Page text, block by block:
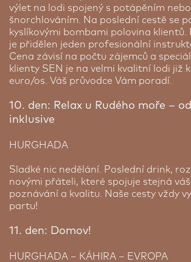
výlet na lodi spojený s potápěním nebo
šnorchlováním. Na poslední cestě se
kyslíkovými bombami polovina klientů.
je přidělen jeden profesionální
Cena závisí na počtu zájemců a
klienty SEN je na velmi kvalitní lodi již
euro/os. Váš průvodce Vám poradí.
10. den: Relax u Rudého moře –
inklusive
HURGHADA
Sladké nic nedělání. Poslední drink,
novými přáteli, které spojuje stejná
poznávání a kvalitu. Naše cesty vždy
partu!
11. den: Domov!
HURGHADA – KÁHIRA – EVROPA